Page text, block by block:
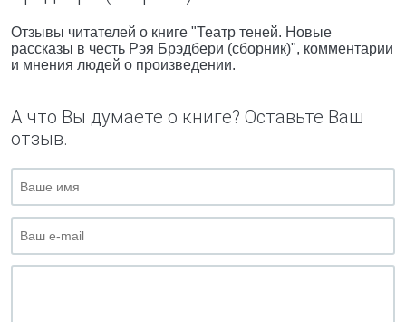
Отзывы читателей о книге "Театр теней. Новые
рассказы в честь Рэя Брэдбери (сборник)", комментарии
и мнения людей о произведении.
А что Вы думаете о книге? Оставьте Ваш
отзыв.